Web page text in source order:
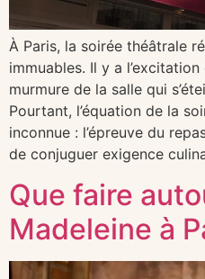
À Paris, la soirée théâtrale
immuables. Il y a
murmure de la salle qui
Pourtant, l’équation de la
inconnue : l’épreuve du
de conjuguer exigence
Que faire
Madeleine à